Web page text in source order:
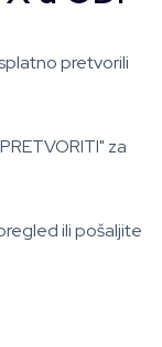
pretvorili
za
ili pošaljite